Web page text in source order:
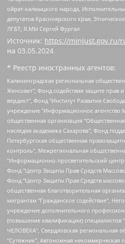
ойрат-калмыцкого народа,
депутатов Красноярского края,
ЛГБТ, Я.МЫ Сергей Фургал
Источник: https://minjust.gov.ru/
на 03.05.2024
* Реестр иностранных агентов:
Калининградская региональная общественная организация "Экозащита!-Женсовет", Фонд содействия защите прав и свобод граждан "Общественный вердикт", Фонд "Институт Развития Свободы Информации", Частное учреждение "Информационное агентство МЕМО. РУ", Региональная общественная организация "Общественная комиссия по сохранению наследия академика Сахарова", Фонд поддержки свободы прессы, Санкт-Петербургская общественная правозащитная организация "Гражданский контроль", Межрегиональная общественная организация "Информационно-просветительский центр "Мемориал", Региональный Фонд "Центр Защиты Прав Средств Массовой Информации", с 05.12.2023 Фонд "Центр Защиты Прав Средств массовой информации", Региональная общественная благотворительная организация помощи беженцам и мигрантам "Гражданское содействие", Негосударственное образовательное учреждение дополнительного профессионального образования (повышение квалификации) специалистов "АКАДЕМИЯ ПО ПРАВАМ ЧЕЛОВЕКА", Свердловская региональная общественная организация "Сутяжник", Автономная некоммерческая организация "Центр независимых социологических исследований", Союз общественных объединений "Российский исследовательский центр по правам человека", Региональное общественное учреждение научно-информационный центр "МЕМОРИАЛ", Некоммерческая организация "Фонд защиты гласности", Автономная некоммерческая организация "Институт прав человека", Городская общественная организация "Екатеринбургское общество "МЕМОРИАЛ", Городская общественная организация "Рязанское историко-просветительское и правозащитное общество "Мемориал" (Рязанский Мемориал), Челябинский региональный орган общественной самодеятельности – женское общественное объединение "Женщины Евразии", Челябинский региональный орган общественной самодеятельности "Уральская правозащитная группа", Фонд содействия защите здоровья и социальной справедливости имени Андрея Рылькова, Автономная Некоммерческая Организация "Аналитический Центр Юрия Левады", Автономная некоммерческая организация социальной поддержки населения "Проект Апрель", Региональная общественная организация помощи женщинам и детям, находящимся в кризисной ситуации "Информационно-методический центр "Анна", Фонд содействия развитию массовых коммуникаций и правовому просвещению "Так-так-Так", Фонд содействия устойчивому развитию "Серебряная тайга", Свердловский региональный общественный фонд социальных проектов "Новое время", "Idel.Реалии", Кавказ.Реалии, Крым.Реалии, Телеканал Настоящее Время, Татаро-башкирская служба Радио Свобода (Azatliq Radiosi), Радио Свободная Европа/Радио Свобода (PCE/PC), "Сибирь.Реалии", "Фактограф", Благотворительный фонд помощи осужденным и их семьям, Автономная некоммерческая организация "Институт глобализации и социальных движений", Фонд "В защиту прав заключенных", Частное учреждение "Центр поддержки и содействия развитию средств массовой информации", Пензенский региональный общественный благотворительный фонд "Гражданский союз", "Север.Реалии", Некоммерческая организация Фонд "Правовая инициатива", Общество с ограниченной ответственностью "Радио Свободная Европа/Радио Свобода", Чешское информационное агентство "MEDIUM-ORIENT", Красноярская региональная общественная организация "Мы против СПИДа", Камалягин Денис Николаевич, Маркелов Сергей Евгеньевич, Пономарев Лев Александрович, Савицкая Людмила Алексеевна, Автономная некоммерческая организация "Центр по работе с проблемой насилия "НАСИЛИЮ.НЕТ", Межрегиональный профессиональный союз работников здравоохранения "Альянс врачей", Юридическое лицо, зарегистрированное в Латвийской Республике, SIA "Medusa Project" (регистрационный номер 40103797863, дата регистрации 10.06.2014), Некоммерческая организация "Фонд по борьбе с коррупцией", Автономная некоммерческая организация "Институт права и публичной политики", Баданин Роман Сергеевич, Гликин Максим Александрович, Железнова Мария Михайловна, Лукьянова Юлия Сергеевна, Маетная Елизавета Витальевна, Маняхин Петр Борисович, Чуракова Ольга Владимировна, Ярош Юлия Петровна, Юридическое лицо "The Insider SIA", зарегистрированное в Риге, Латвийская Республика (дата регистрации 26.06.2015), являющееся администратором доменного имени интернет-издания "The Insider SIA", https://theins.ru, Постернак Алексей Евгеньевич, Рубин Михаил Аркадьевич, Анин Роман Александрович, Юридическое лицо Istories fonds, зарегистрированное в Латвийской Республике (регистрационный номер 50008295751, дата регистрации 24.02.2020), Великовский Дмитрий Александрович, Долинина Ирина Николаевна, Мароховская Алеся Алексеевна, Шлейнов Роман Юрьевич, Шмагун Олеся Валентиновна, Общество с ограниченной ответственностью "Альтаир 2021", Общество с ограниченной ответственностью "Вега 2021", Общество с ограниченной ответственностью "Главный редактор 2021", Общество с ограниченной ответственностью "Ромашки монолит", Важенков Артем Валерьевич, Ивановская областная общественная организация "Центр гендерных исследований", Гурман Юрий Альбертович, Медиапроект "ОВД-Инфо", Егоров Владимир Владимирович, Жилинский Владимир Александрович, Общество с ограниченной ответственностью "ЗП", Иванова София Юрьевна, Карезина Инна Павловна, Кильтау Екатерина Викторовна, Петров Алексей Викторович, Пискунов Сергей Евгеньевич, Смирнов Сергей Сергеевич, Тихонов Михаил Сергеевич, Общество с ограниченной ответственностью "ЖУРНАЛИСТ-ИНОСТРАННЫЙ АГЕНТ", Арапова Галина Юрьевна, Вольтская Татьяна Анатольевна, Американская компания "Mason G.E.S. Anonymous Foundation" (США), являющаяся владельцем интернет-издания https://mnews.world/, Компания "Stichting Bellingcat", зарегистрированная в Нидерландах (дата регистрации 11.07.2018), Захаров Андрей Вячеславович, Клепиковская Екатерина Дмитриевна, Общество с ограниченной ответственностью "МЕМО", Перл